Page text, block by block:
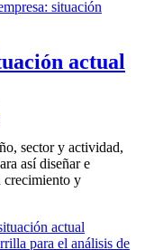
actual
sector y actividad,
así diseñar e
crecimiento y
actual